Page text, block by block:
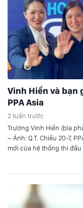
Vinh Hiển và
PPA Asia
2 tuần trước
Trương Vinh Hiển (bìa
– Ảnh: Q.T. Chiều 20-7,
mới của hệ thống thi